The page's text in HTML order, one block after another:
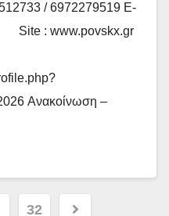
/ 6972279519 E-
: www.povskx.gr
Ανακοίνωση –
32